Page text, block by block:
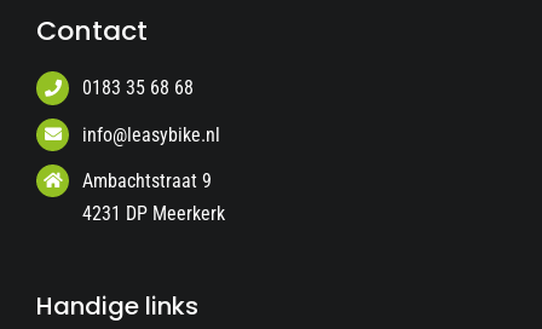
Contact
0183 35 68 68
info@leasybike.nl
Ambachtstraat 9
4231 DP Meerkerk
Handige links